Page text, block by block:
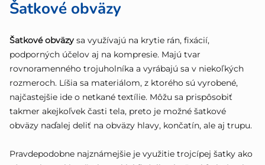
Šatkové obväzy
Šatkové obväzy sa využívajú na krytie rán, fixácií,
podporných účelov aj na kompresie. Majú tvar
rovnoramenného trojuholníka a vyrábajú sa v niekoľkých
rozmeroch. Líšia sa materiálom, z ktorého sú vyrobené,
najčastejšie ide o netkané textílie. Môžu sa prispôsobiť
takmer akejkoľvek časti tela, preto je možné šatkové
obväzy naďalej deliť na obväzy hlavy, končatín, ale aj trupu.
Pravdepodobne najznámejšie je využitie trojcípej šatky ako